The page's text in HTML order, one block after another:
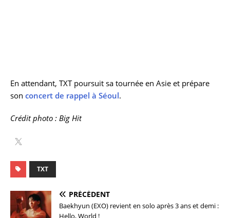
En attendant, TXT poursuit sa tournée en Asie et prépare
son concert de rappel à Séoul.
Crédit photo : Big Hit
TXT
PRÉCÉDENT
Baekhyun (EXO) revient en solo après 3 ans et demi :
Hello, World !